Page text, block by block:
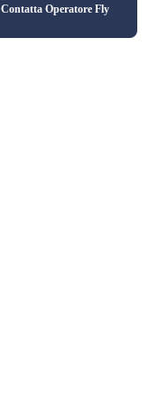
Contatta Operatore Fly